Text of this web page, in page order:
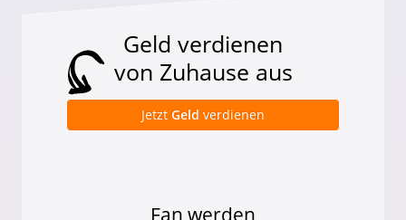
Geld verdienen
von Zuhause aus
Jetzt Geld verdienen
Fan werden